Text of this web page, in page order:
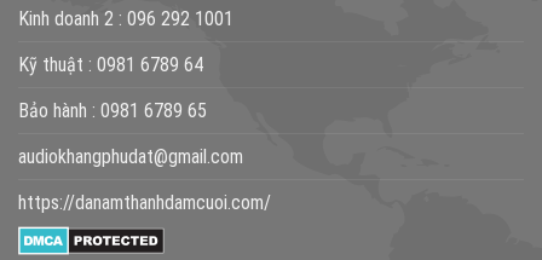
Kinh doanh 2 : 096 292 1001
Kỹ thuật : 0981 6789 64
Bảo hành : 0981 6789 65
audiokhangphudat@gmail.com
https://danamthanhdamcuoi.com/